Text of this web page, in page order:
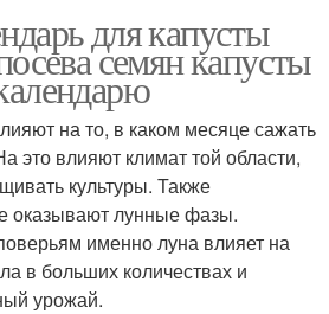
календарю
для капусты
семян капусты
на то, в каком месяце сажать
это влияют климат той области,
культуры. Также
оказывают лунные фазы.
именно луна влияет на
в больших количествах и
урожай.